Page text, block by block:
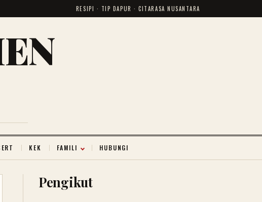
RESIPI · TIP DAPUR · CITARASA NUSANTARA
KEK FAMILI HUBUNGI
Pengikut